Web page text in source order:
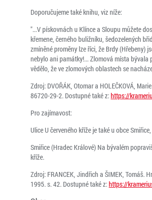
Doporučujeme také knihu, viz níže:
"...V pískovnách u Klínce a Sloupu můžete
křemene, černého buližníku, šedozelených
zmíněné proměny lze říci, že Brdy (Hřebeny)
nebylo ani památky!... Zlomová místa
vědělo, že ve zlomových oblastech se
Zdroj: DVOŘÁK, Otomar a HOLEČKOVÁ,
86720-29-2. Dostupné také z:https://
Pro zajímavost:
Ulice U červeného kříže je také u obce
Smiřice (Hradec Králové) Na bývalém
kříže.
Zdroj: FRANCEK, Jindřich a ŠIMEK, Tomáš.
1995. s. 42. Dostupné také z:https://